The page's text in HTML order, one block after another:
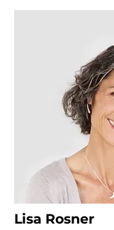
Lisa Rosner